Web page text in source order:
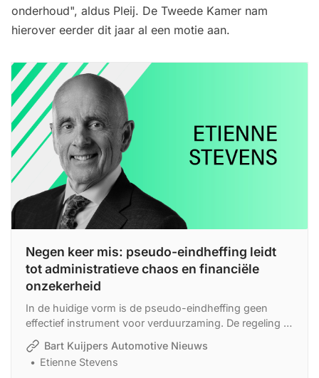
onderhoud", aldus Pleij. De Tweede Kamer nam
hierover eerder dit jaar al een motie aan.
Negen keer mis: pseudo-eindheffing leidt
tot administratieve chaos en financiële
onzekerheid
In de huidige vorm is de pseudo-eindheffing geen
effectief instrument voor verduurzaming. De regeling is
moeilijk uitvoerbaar, disproportioneel, juridisch
inconsistent en economisch verstorend. Ook de
voorgestelde aanpassingen bieden geen afdoende
Bart Kuijpers Automotive Nieuws
Etienne Stevens